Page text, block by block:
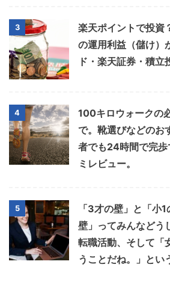
3
楽天ポイントで投資
の運用利益（儲け）
ド・楽天証券・積立
4
100キロウォークの
で。靴選びなどのお
者でも24時間で完
ミレビュー。
5
「3才の壁」と「小
壁」ってみんなどう
転職活動、そして「
うことだね。」とい